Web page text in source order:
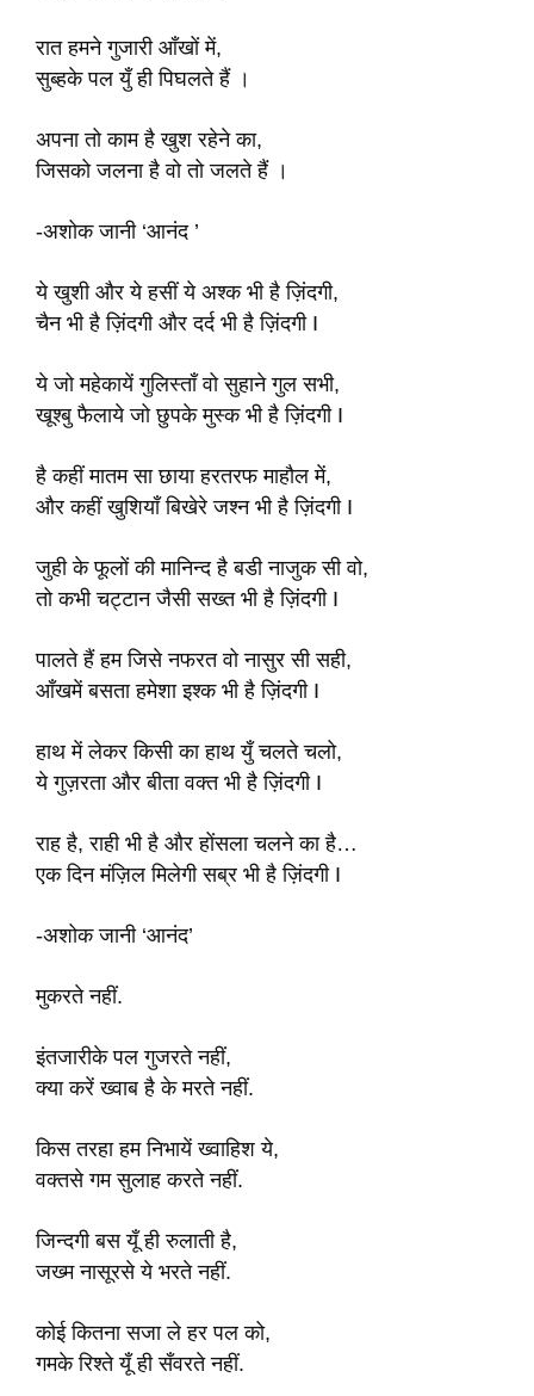
रात हमने गुजारी आँखों में,
सुब्हके पल युँ ही पिघलते हैं ।
अपना तो काम है खुश रहेने का,
जिसको जलना है वो तो जलते हैं ।
-अशोक जानी ‘आनंद ’
ये खुशी और ये हसीं ये अश्क भी है ज़िंदगी,
चैन भी है ज़िंदगी और दर्द भी है ज़िंदगी I
ये जो महेकायें गुलिस्ताँ वो सुहाने गुल सभी,
खूश्बु फैलाये जो छुपके मुस्क भी है ज़िंदगी I
है कहीं मातम सा छाया हरतरफ माहौल में,
और कहीं खुशियाँ बिखेरे जश्न भी है ज़िंदगी I
जुही के फूलों की मानिन्द है बडी नाजुक सी वो,
तो कभी चट्टान जैसी सख्त भी है ज़िंदगी I
पालते हैं हम जिसे नफरत वो नासुर सी सही,
आँखमें बसता हमेशा इश्क भी है ज़िंदगी I
हाथ में लेकर किसी का हाथ युँ चलते चलो,
ये गुज़रता और बीता वक्त भी है ज़िंदगी I
राह है, राही भी है और होंसला चलने का है…
एक दिन मंज़िल मिलेगी सब्र भी है ज़िंदगी I
-अशोक जानी ‘आनंद’
मुकरते नहीं.
इंतजारीके पल गुजरते नहीं,
क्या करें ख्वाब है के मरते नहीं.
किस तरहा हम निभायें ख्वाहिश ये,
वक्तसे गम सुलाह करते नहीं.
जिन्दगी बस यूँ ही रुलाती है,
जख्म नासूरसे ये भरते नहीं.
कोई कितना सजा ले हर पल को,
गमके रिश्ते यूँ ही सँवरते नहीं.